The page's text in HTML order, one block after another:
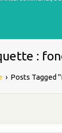
:
› Posts Tagged